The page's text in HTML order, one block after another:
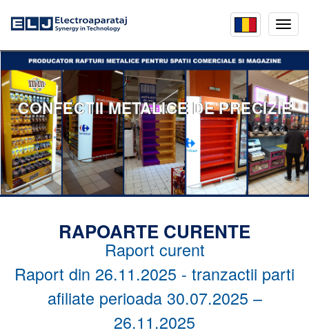
menu
CONFECTII METALICE DE PRECIZIE
RAPOARTE CURENTE
Raport curent
Raport din 26.11.2025 - tranzactii parti
afiliate perioada 30.07.2025 –
26.11.2025